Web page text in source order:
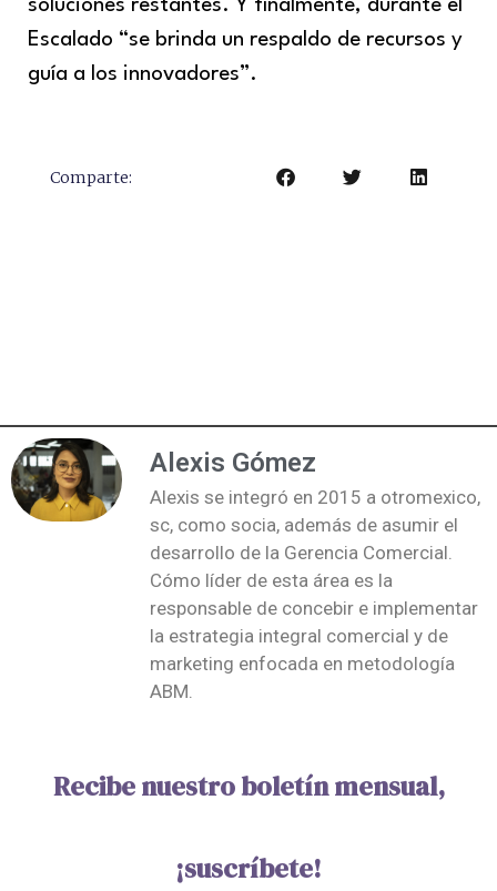
soluciones restantes. Y finalmente, durante el
Escalado “se brinda un respaldo de recursos y
guía a los innovadores”.
Comparte:
Alexis Gómez
Alexis se integró en 2015 a otromexico,
sc, como socia, además de asumir el
desarrollo de la Gerencia Comercial.
Cómo líder de esta área es la
responsable de concebir e implementar
la estrategia integral comercial y de
marketing enfocada en metodología
ABM.
Recibe nuestro boletín mensual,
¡suscríbete!